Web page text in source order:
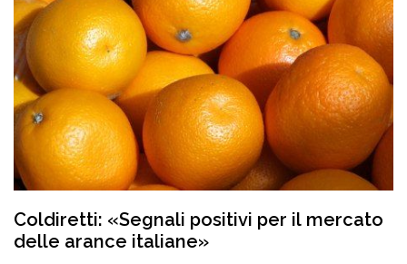
Coldiretti: «Segnali positivi per il mercato
delle arance italiane»